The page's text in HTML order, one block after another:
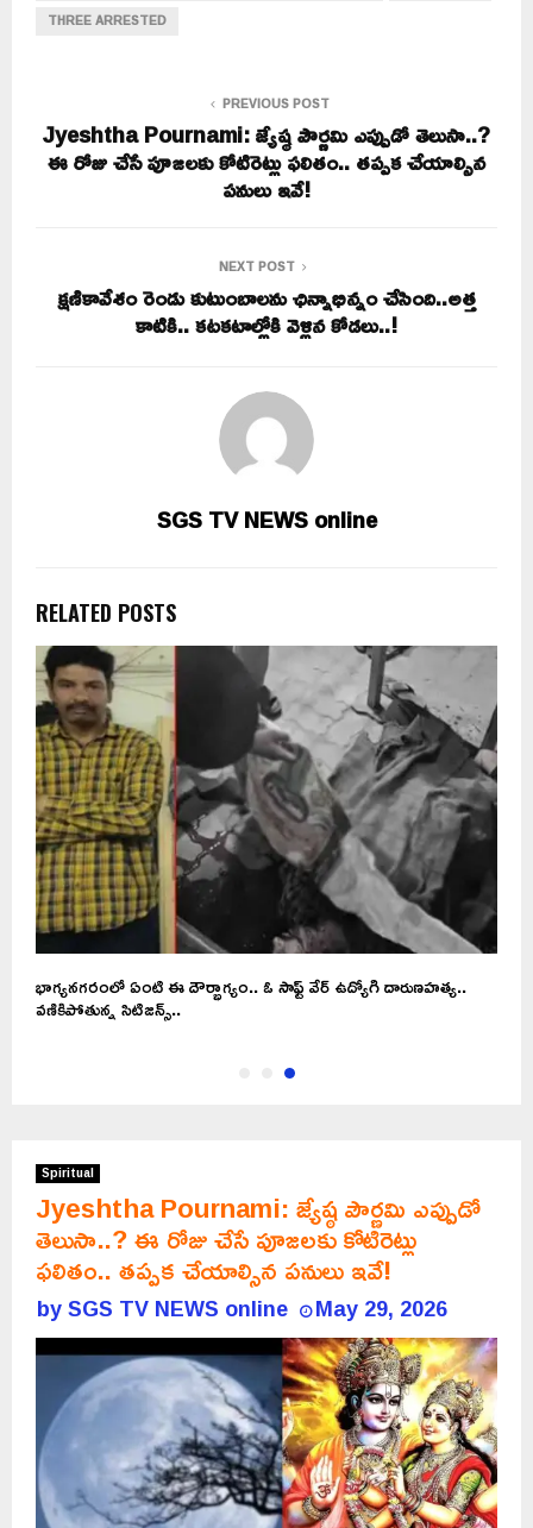
THREE ARRESTED
PREVIOUS POST
Jyeshtha Pournami: జ్యేష్ఠ పౌర్ణమి ఎప్పుడో తెలుసా..?
ఈ రోజు చేసే పూజలకు కోటిరెట్లు ఫలితం.. తప్పక చేయాల్సిన
పనులు ఇవే!
NEXT POST
క్షణికావేశం రెండు కుటుంబాలను ఛిన్నాభిన్నం చేసింది..అత్త
కాటికి.. కటకటాల్లోకి వెళ్లిన కోడలు..!
SGS TV NEWS online
RELATED POSTS
భాగ్యనగరంలో ఏంటి ఈ దౌర్భాగ్యం.. ఓ సాఫ్ట్ వేర్ ఉద్యోగి దారుణహత్య..
వణికిపోతున్న సిటిజన్స్..
Spiritual
Jyeshtha Pournami: జ్యేష్ఠ పౌర్ణమి ఎప్పుడో
తెలుసా..? ఈ రోజు చేసే పూజలకు కోటిరెట్లు
ఫలితం.. తప్పక చేయాల్సిన పనులు ఇవే!
bySGS TV NEWS online May 29, 2026